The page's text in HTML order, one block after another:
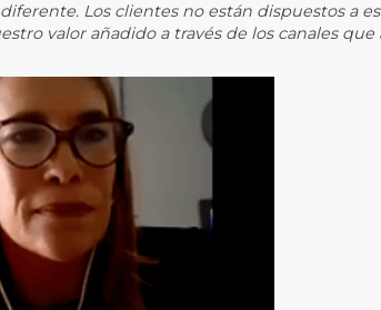
Los clientes no están dispuestos a
valor añadido a través de los canales